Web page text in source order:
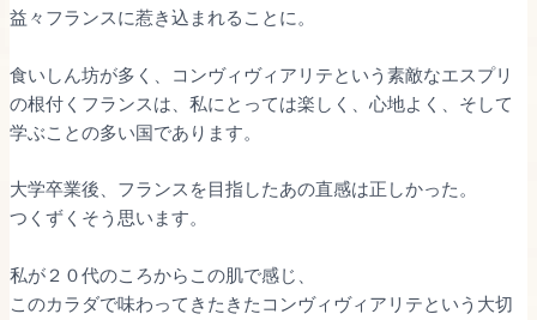
益々フランスに惹き込まれることに。
食いしん坊が多く、コンヴィヴィアリテという素敵なエスプリ
の根付くフランスは、私にとっては楽しく、心地よく、そして
学ぶことの多い国であります。
大学卒業後、フランスを目指したあの直感は正しかった。
つくずくそう思います。
私が２０代のころからこの肌で感じ、
このカラダで味わってきたきたコンヴィヴィアリテという大切